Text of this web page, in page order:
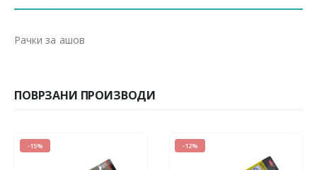
Рачки за ашов
ПОВРЗАНИ ПРОИЗВОДИ
-15% -12%